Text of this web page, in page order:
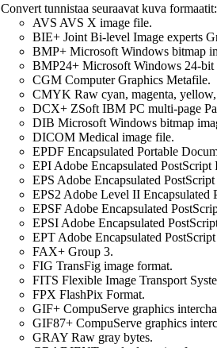
Convert tunnistaa seuraavat kuva formaatit:
AVS AVS X image file.
BIE+ Joint Bi-level Image experts
BMP+ Microsoft Windows bitmap
BMP24+ Microsoft Windows 24-bit
CGM Computer Graphics Metafile.
CMYK Raw cyan, magenta, yellow,
DCX+ ZSoft IBM PC multi-page
DIB Microsoft Windows bitmap
DICOM Medical image file.
EPDF Encapsulated Portable
EPI Adobe Encapsulated PostScript
EPS Adobe Encapsulated
EPS2 Adobe Level II Encapsulated
EPSF Adobe Encapsulated
EPSI Adobe Encapsulated
EPT Adobe Encapsulated
FAX+ Group 3.
FIG TransFig image format.
FITS Flexible Image Transport
FPX FlashPix Format.
GIF+ CompuServe graphics
GIF87+ CompuServe graphics
GRAY Raw gray bytes.